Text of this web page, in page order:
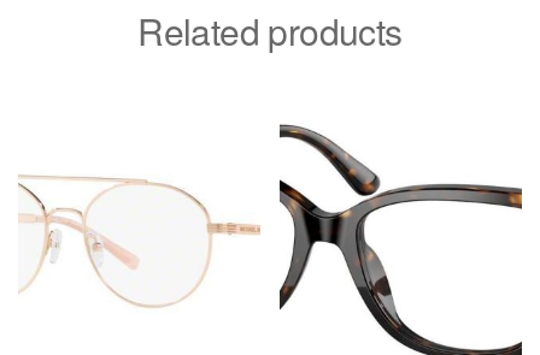
Related products